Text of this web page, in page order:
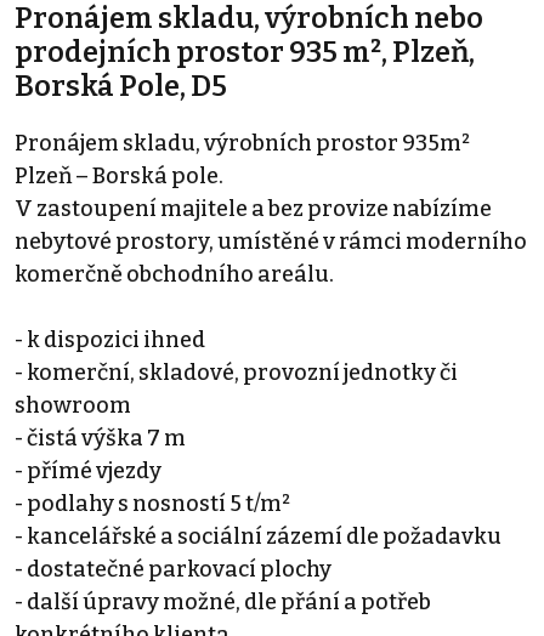
Pronájem skladu, výrobních nebo
prodejních prostor 935 m², Plzeň,
Borská Pole, D5
Pronájem skladu, výrobních prostor 935m²
Plzeň – Borská pole.
V zastoupení majitele a bez provize nabízíme
nebytové prostory, umístěné v rámci moderního
komerčně obchodního areálu.
- k dispozici ihned
- komerční, skladové, provozní jednotky či
showroom
- čistá výška 7 m
- přímé vjezdy
- podlahy s nosností 5 t/m²
- kancelářské a sociální zázemí dle požadavku
- dostatečné parkovací plochy
- další úpravy možné, dle přání a potřeb